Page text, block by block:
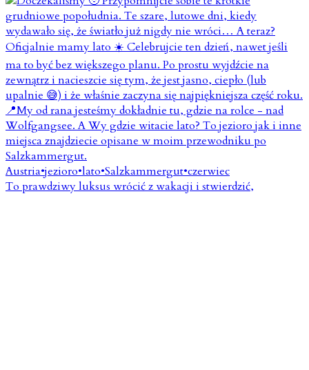
To prawdziwy luksus wrócić z wakacji i stwierdzić,